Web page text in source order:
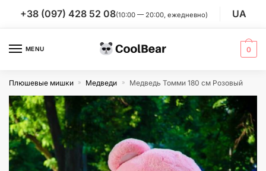
+38 (097) 428 52 08(10:00 — 20:00, ежедневно) UA
MENU 0
Плюшевые мишки » Медведи » Медведь Томми 180 см Розовый